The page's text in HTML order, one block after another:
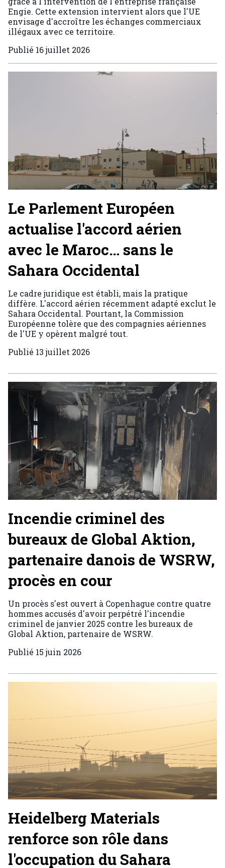
Engie. Cette extension intervient alors que l'UE
envisage d'accroître les échanges commerciaux
illégaux avec ce territoire.
Publié 16 juillet 2026
Le Parlement Européen
actualise l'accord aérien
avec le Maroc… sans le
Sahara Occidental
Le cadre juridique est établi, mais la pratique
diffère. L'accord aérien récemment adapté exclut le
Sahara Occidental. Pourtant, la Commission
Européenne tolère que des compagnies aériennes
de l'UE y opèrent malgré tout.
Publié 13 juillet 2026
Incendie criminel des
bureaux de Global Aktion,
partenaire danois de WSRW,
procès en cour
Un procès s'est ouvert à Copenhague contre quatre
hommes accusés d'avoir perpétré l'incendie
criminel de janvier 2025 contre les bureaux de
Global Aktion, partenaire de WSRW.
Publié 15 juin 2026
Heidelberg Materials
renforce son rôle dans
l'occupation du Sahara